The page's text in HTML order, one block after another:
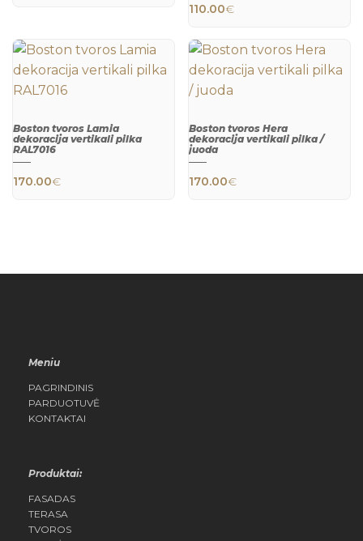
110.00€
Boston tvoros Lamia
dekoracija vertikali pilka
RAL7016
170.00€
Boston tvoros Hera
dekoracija vertikali pilka /
juoda
170.00€
Meniu
PAGRINDINIS
PARDUOTUVĖ
KONTAKTAI
Produktai:
FASADAS
TERASA
TVOROS